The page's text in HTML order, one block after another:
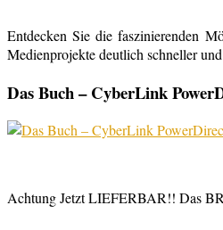
Entdecken Sie die faszinierenden
Medienprojekte deutlich schneller
Das Buch – CyberLink
Achtung Jetzt LIEFERBAR!! Das